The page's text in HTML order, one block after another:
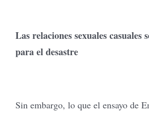
Las relaciones sexuales casuales
para el desastre
Sin embargo, lo que el ensayo de